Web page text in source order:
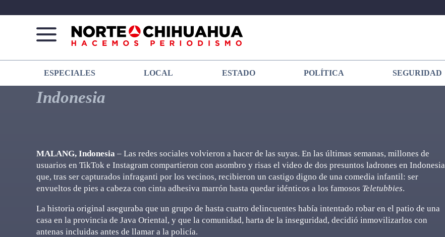
Norte
De
Chihuahua
Más
que
noticias,
hacemos periodismo
ESPECIALES LOCAL ESTADO POLÍTICA SEGURIDAD
Indonesia
MALANG, Indonesia – Las redes sociales volvieron a hacer de las suyas. En las últimas semanas, millones de
usuarios en TikTok e Instagram compartieron con asombro y risas el video de dos presuntos ladrones en Indonesia
que, tras ser capturados infraganti por los vecinos, recibieron un castigo digno de una comedia infantil: ser
envueltos de pies a cabeza con cinta adhesiva marrón hasta quedar idénticos a los famosos Teletubbies.
La historia original aseguraba que un grupo de hasta cuatro delincuentes había intentado robar en el patio de una
casa en la provincia de Java Oriental, y que la comunidad, harta de la inseguridad, decidió inmovilizarlos con
antenas incluidas antes de llamar a la policía.